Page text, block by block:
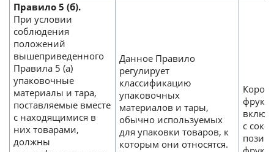
Правило 5 (б).
При условии
соблюдения
положений
вышеприведенного
Правила 5 (а)
упаковочные
материалы и тара,
поставляемые вместе
с находящимися в
них товарами,
должны
Данное Правило
регулирует
классификацию
упаковочных
материалов и тары,
обычно используемых
для упаковки товаров, к
которым они относятся.
с